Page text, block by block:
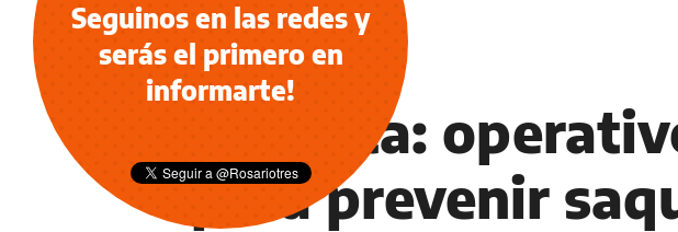
NOTICIAS
La Plata:
para prevenir
Seguinos en las redes y
serás el primero en
informarte!